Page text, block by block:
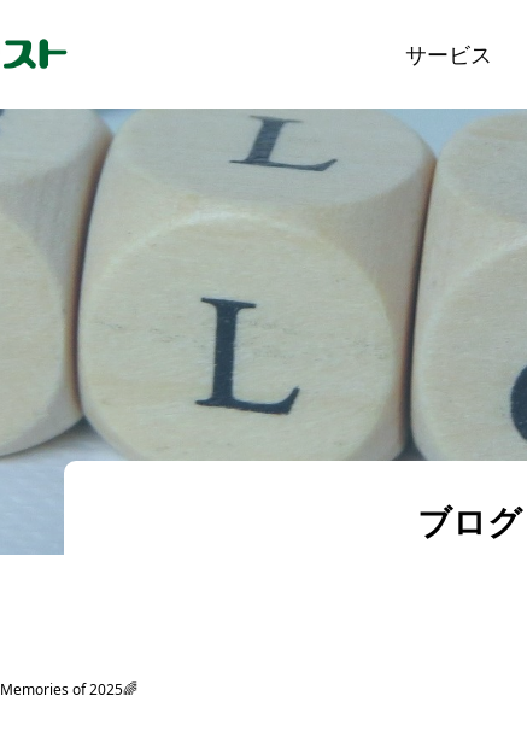
サービス
ブログ
Memories of 2025🌈